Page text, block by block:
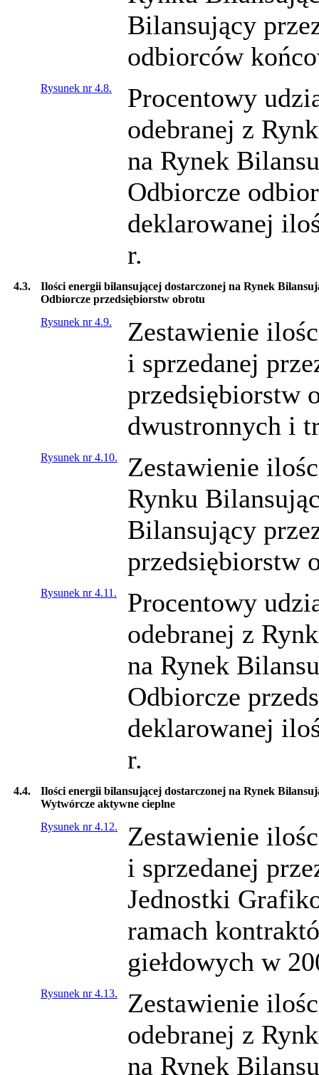
Bilansujący
odbiorców
Rysunek nr 4.8.
Procentowy
odebranej z
na Rynek
Odbiorcze
deklarowanej
r.
4.3.
Ilości energii bilansującej dostarczonej na Rynek
Odbiorcze przedsiębiorstw obrotu
Rysunek nr 4.9.
Zestawienie
i sprzedanej
przedsiębiorstw
dwustronnych i
Rysunek nr 4.10.
Zestawienie
Rynku
Bilansujący
przedsiębiorstw
Rysunek nr 4.11.
Procentowy
odebranej z
na Rynek
Odbiorcze
deklarowanej
r.
4.4.
Ilości energii bilansującej dostarczonej na Rynek
Wytwórcze aktywne cieplne
Rysunek nr 4.12.
Zestawienie
i sprzedanej
Jednostki
ramach
giełdowych w
Rysunek nr 4.13.
Zestawienie
odebranej z
na Rynek